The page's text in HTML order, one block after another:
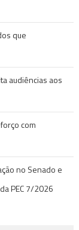
que
audiências aos
com
no Senado e
PEC 7/2026